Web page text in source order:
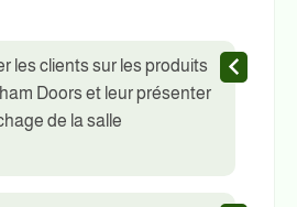
les clients sur les produits
Doors et leur présenter
de la salle